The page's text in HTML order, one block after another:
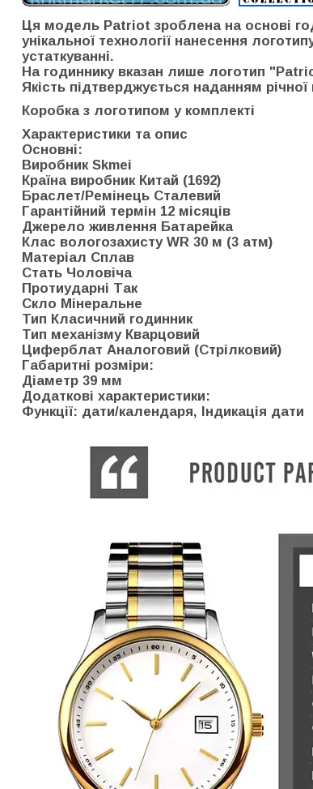
Ця модель Patriot зроблена на основі
унікальної технології нанесення
устаткуванні.
На годиннику вказан лише логотип
Якість підтверджується наданням річної
Коробка з логотипом у комплекті
Характеристики та опис
Основні:
Виробник Skmei
Країна виробник Китай (1692)
Браслет/Ремінець Сталевий
Гарантійний термін 12 місяців
Джерело живлення Батарейка
Клас вологозахисту WR 30 м (3 атм)
Матеріал Сплав
Стать Чоловіча
Протиударні Так
Скло Мінеральне
Тип Класичний годинник
Тип механізму Кварцовий
Циферблат Аналоговий (Стрілковий)
Габаритні розміри:
Діаметр 39 мм
Додаткові характеристики:
Функції: дати/календаря, Індикація дати